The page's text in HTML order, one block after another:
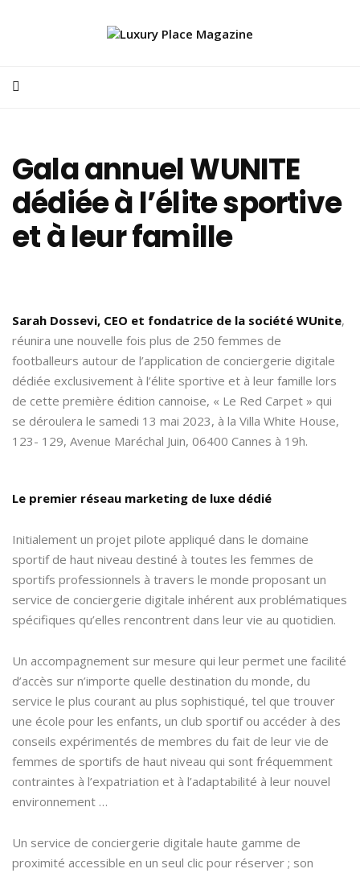
Gala annuel WUNITE
dédiée à l’élite sportive
et à leur famille
Sarah Dossevi, CEO et fondatrice de la société WUnite,
réunira une nouvelle fois plus de 250 femmes de
footballeurs autour de l’application de conciergerie digitale
dédiée exclusivement à l’élite sportive et à leur famille lors
de cette première édition cannoise, « Le Red Carpet » qui
se déroulera le samedi 13 mai 2023, à la Villa White House,
123- 129, Avenue Maréchal Juin, 06400 Cannes à 19h.
Le premier réseau marketing de luxe dédié
Initialement un projet pilote appliqué dans le domaine
sportif de haut niveau destiné à toutes les femmes de
sportifs professionnels à travers le monde proposant un
service de conciergerie digitale inhérent aux problématiques
spécifiques qu’elles rencontrent dans leur vie au quotidien.
Un accompagnement sur mesure qui leur permet une facilité
d’accès sur n’importe quelle destination du monde, du
service le plus courant au plus sophistiqué, tel que trouver
une école pour les enfants, un club sportif ou accéder à des
conseils expérimentés de membres du fait de leur vie de
femmes de sportifs de haut niveau qui sont fréquemment
contraintes à l’expatriation et à l’adaptabilité à leur nouvel
environnement …
Un service de conciergerie digitale haute gamme de
proximité accessible en un seul clic pour réserver ; son